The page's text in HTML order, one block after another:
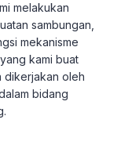
melakukan
sambungan,
mekanisme
kami buat
dikerjakan oleh
bidang